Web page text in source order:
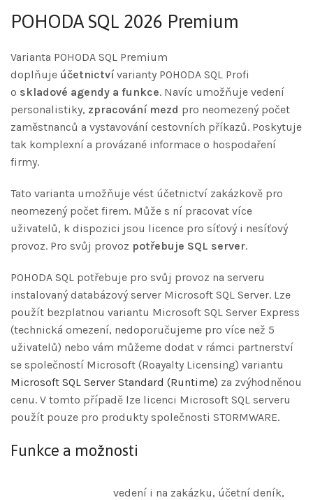
POHODA SQL 2026 Premium
Varianta POHODA SQL Premium
doplňuje účetnictvívarianty POHODA SQL Profi
o skladové agendy a funkce. Navíc umožňuje vedení
personalistiky, zpracování mezd pro neomezený počet
zaměstnanců a vystavování cestovních příkazů. Poskytuje
tak komplexní a provázané informace o hospodaření
firmy.
Tato varianta umožňuje vést účetnictví zakázkově pro
neomezený počet firem. Může s ní pracovat více
uživatelů, k dispozici jsou licence pro síťový i nesíťový
provoz. Pro svůj provoz potřebuje SQL server.
POHODA SQL potřebuje pro svůj provoz na serveru
instalovaný databázový server Microsoft SQL Server. Lze
použít bezplatnou variantu Microsoft SQL Server Express
(technická omezení, nedoporučujeme pro více než 5
uživatelů) nebo vám můžeme dodat v rámci partnerství
se společností Microsoft (Roayalty Licensing) variantu
Microsoft SQL Server Standard (Runtime) za zvýhodněnou
cenu. V tomto případě lze licenci Microsoft SQL serveru
použít pouze pro produkty společnosti STORMWARE.
Funkce a možnosti
vedení i na zakázku, účetní deník,